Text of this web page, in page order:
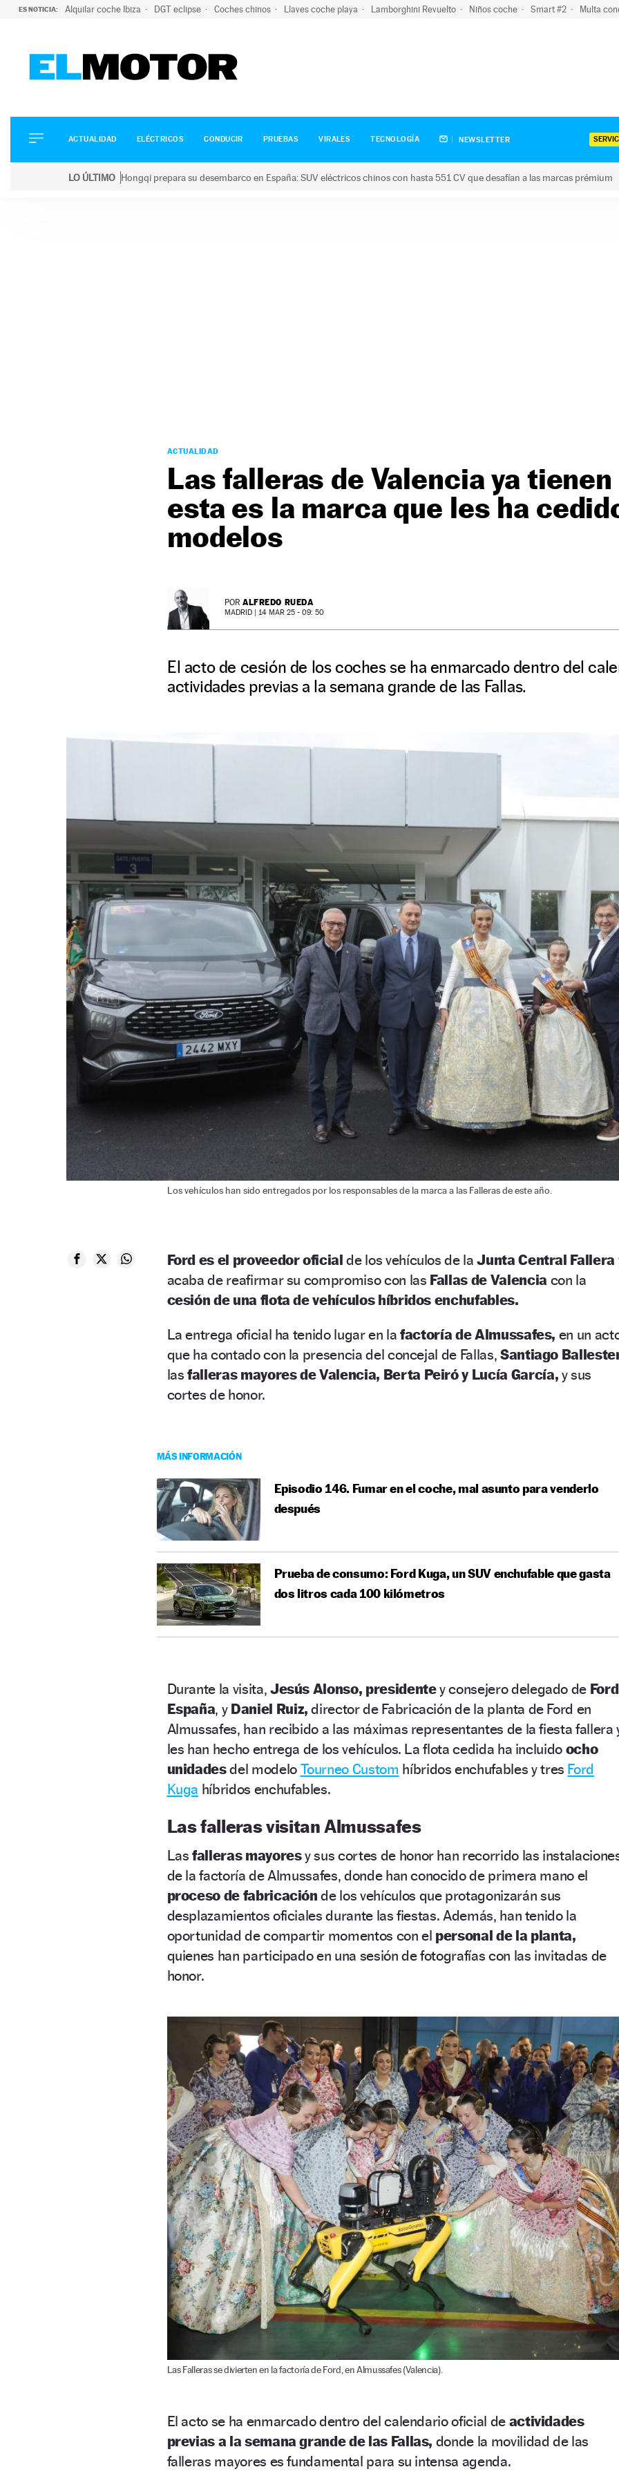
ES NOTICIA: Alquilar coche Ibiza DGT eclipse Coches chinos Llaves coche playa Lamborghini Revuelto Niños coche Smart #2 Multa
ELÉCTRICOS
CONDUCIR
ACTUALIDAD ELÉCTRICOS CONDUCIR PRUEBAS VIRALES TECNOLOGÍA NEWSLETTER
LO ÚLTIMO Hongqi prepara su desembarco en España: SUV eléctricos chinos con hasta 551 CV que desafían a las marcas prémium
ACTUALIDAD
Las falleras de Valencia ya
esta es la marca que les ha
modelos
POR ALFREDO RUEDA
MADRID | 14 MAR 25 - 09: 50
El acto de cesión de los coches se ha enmarcado dentro del
actividades previas a la semana grande de las Fallas.
Los vehículos han sido entregados por los responsables de la marca a las Falleras de este año.
Ford es el proveedor oficialde los vehículos de laJunta Central Fallera
acaba de reafirmar su compromiso con las Fallas de Valencia con la
cesión de una flota de vehículos híbridos enchufables.
La entrega oficial ha tenido lugar en lafactoría de Almussafes, en un
que ha contado con la presencia del concejal de Fallas, Santiago
lasfalleras mayores de Valencia, Berta Peiró y Lucía García, y sus
cortes de honor.
MÁS INFORMACIÓN
Episodio 146. Fumar en el coche, mal asunto para venderlo
después
Prueba de consumo: Ford Kuga, un SUV enchufable que gasta
dos litros cada 100 kilómetros
Durante la visita, Jesús Alonso, presidentey consejero delegado de Ford
España, y Daniel Ruiz, director de Fabricación de la planta de Ford en
Almussafes, han recibido a las máximas representantes de la fiesta fallera
les han hecho entrega de los vehículos. La flota cedida ha incluido ocho
unidadesdel modelo Tourneo Custom híbridos enchufables y tres Ford
Kuga híbridos enchufables.
Las falleras visitan Almussafes
Lasfalleras mayoresy sus cortes de honor han recorrido las
de la factoría de Almussafes, donde han conocido de primera mano el
proceso de fabricación de los vehículos que protagonizarán sus
desplazamientos oficiales durante las fiestas. Además, han tenido la
oportunidad de compartir momentos con el personal de la planta,
quienes han participado en una sesión de fotografías con las invitadas de
honor.
Las Falleras se divierten en la factoría de Ford, en Almussafes (Valencia).
El acto se ha enmarcado dentro del calendario oficial de actividades
previas a la semana grande de las Fallas, donde la movilidad de las
falleras mayores es fundamental para su intensa agenda.